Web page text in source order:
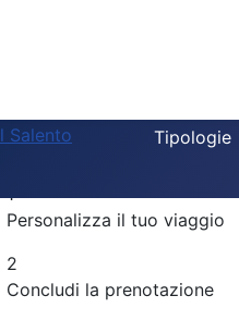
Tipologie
Componi la tua vacanza
1
Personalizza il tuo viaggio
2
Concludi la prenotazione